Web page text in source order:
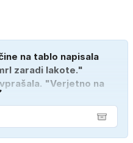
na tablo napisala
zaradi lakote."
"Verjetno na